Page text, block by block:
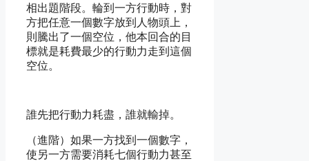
相出題階段。輪到一方行動時，對
方把任意一個數字放到人物頭上，
則騰出了一個空位，他本回合的目
標就是耗費最少的行動力走到這個
空位。
誰先把行動力耗盡，誰就輸掉。
（進階）如果一方找到一個數字，
使另一方需要消耗七個行動力甚至